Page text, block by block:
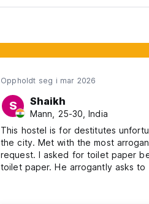
Oppholdt seg i mar 2026
S Shaikh
Mann, 25-30, India
This hostel is for destitutes
the city. Met with the most
request. I asked for toilet paper
toilet paper. He arrogantly asks
If you’re travelling to the city and